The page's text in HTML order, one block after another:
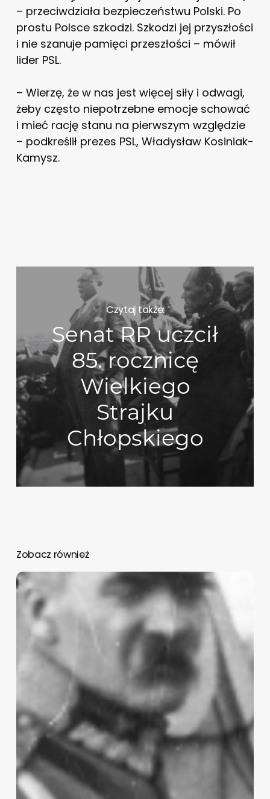
– przeciwdziała bezpieczeństwu Polski. Po
prostu Polsce szkodzi. Szkodzi jej przyszłości
i nie szanuje pamięci przeszłości – mówił
lider PSL.
– Wierzę, że w nas jest więcej siły i odwagi,
żeby często niepotrzebne emocje schować
i mieć rację stanu na pierwszym względzie
– podkreślił prezes PSL, Władysław Kosiniak-
Kamysz.
Czytaj także:
Senat RP uczcił
85. rocznicę
Wielkiego
Strajku
Chłopskiego
Zobacz również